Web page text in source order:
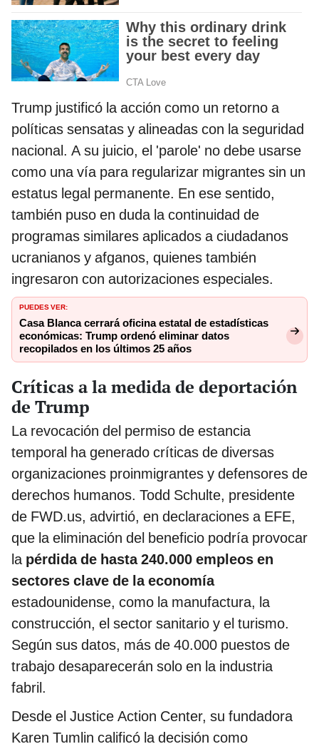
Trump justificó la acción como un retorno a
políticas sensatas y alineadas con la seguridad
nacional. A su juicio, el 'parole' no debe usarse
como una vía para regularizar migrantes sin un
estatus legal permanente. En ese sentido,
también puso en duda la continuidad de
programas similares aplicados a ciudadanos
ucranianos y afganos, quienes también
ingresaron con autorizaciones especiales.
PUEDES VER:
Casa Blanca cerrará oficina estatal de estadísticas
económicas: Trump ordenó eliminar datos
recopilados en los últimos 25 años
Críticas a la medida de deportación
de Trump
La revocación del permiso de estancia
temporal ha generado críticas de diversas
organizaciones proinmigrantes y defensores de
derechos humanos. Todd Schulte, presidente
de FWD.us, advirtió, en declaraciones a EFE,
que la eliminación del beneficio podría provocar
la pérdida de hasta 240.000 empleos en
sectores clave de la economía
estadounidense, como la manufactura, la
construcción, el sector sanitario y el turismo.
Según sus datos, más de 40.000 puestos de
trabajo desaparecerán solo en la industria
fabril.
Desde el Justice Action Center, su fundadora
Karen Tumlin calificó la decisión como